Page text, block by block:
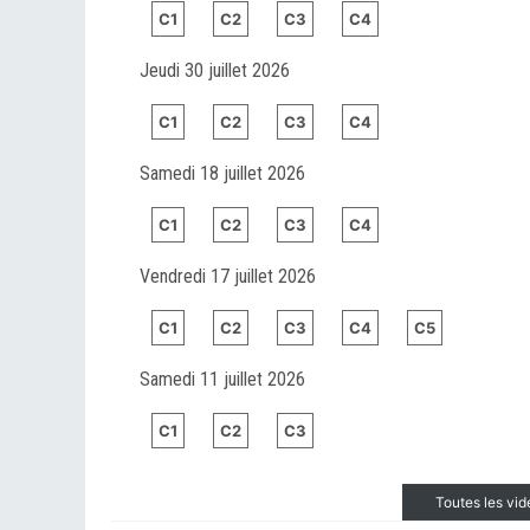
C1 C2 C3 C4
Jeudi 30 juillet 2026
C1 C2 C3 C4
Samedi 18 juillet 2026
C1 C2 C3 C4
Vendredi 17 juillet 2026
C1 C2 C3 C4 C5
Samedi 11 juillet 2026
C1 C2 C3
Toutes les